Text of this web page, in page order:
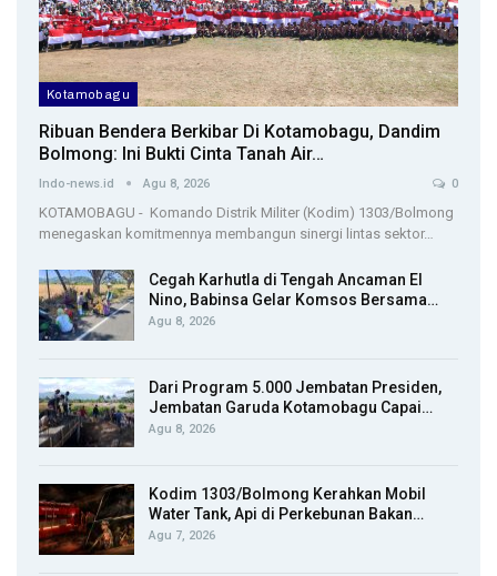
Kotamobagu
Ribuan Bendera Berkibar Di Kotamobagu, Dandim
Bolmong: Ini Bukti Cinta Tanah Air…
Indo-news.id Agu 8, 2026 0
KOTAMOBAGU - Komando Distrik Militer (Kodim) 1303/Bolmong
menegaskan komitmennya membangun sinergi lintas sektor…
Cegah Karhutla di Tengah Ancaman El
Nino, Babinsa Gelar Komsos Bersama…
Agu 8, 2026
Dari Program 5.000 Jembatan Presiden,
Jembatan Garuda Kotamobagu Capai…
Agu 8, 2026
Kodim 1303/Bolmong Kerahkan Mobil
Water Tank, Api di Perkebunan Bakan…
Agu 7, 2026